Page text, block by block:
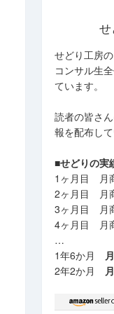
せどり工房
コンサル生
ています。
読者の皆さ
報を配布して
■せどりの実
1ヶ月目 月
2ヶ月目 月
3ヶ月目 月
4ヶ月目 月
…
1年6か月
2年2か月